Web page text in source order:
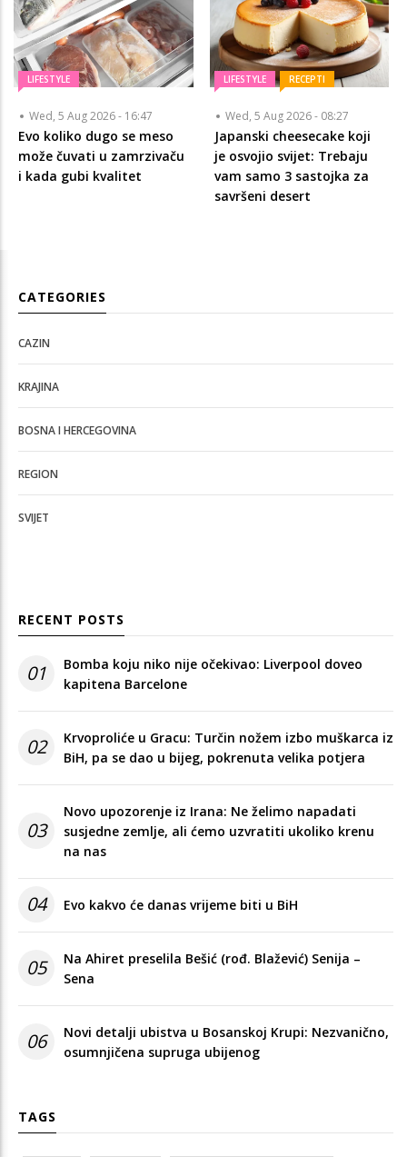
LIFESTYLE
Wed, 5 Aug 2026 - 16:47
Evo koliko dugo se meso
može čuvati u zamrzivaču
i kada gubi kvalitet
LIFESTYLE RECEPTI
Wed, 5 Aug 2026 - 08:27
Japanski cheesecake koji
je osvojio svijet: Trebaju
vam samo 3 sastojka za
savršeni desert
CATEGORIES
CAZIN
KRAJINA
BOSNA I HERCEGOVINA
REGION
SVIJET
RECENT POSTS
01
Bomba koju niko nije očekivao: Liverpool doveo
kapitena Barcelone
02
Krvoproliće u Gracu: Turčin nožem izbo muškarca iz
BiH, pa se dao u bijeg, pokrenuta velika potjera
03
Novo upozorenje iz Irana: Ne želimo napadati
susjedne zemlje, ali ćemo uzvratiti ukoliko krenu
na nas
04 Evo kakvo će danas vrijeme biti u BiH
05
Na Ahiret preselila Bešić (rođ. Blažević) Senija –
Sena
06
Novi detalji ubistva u Bosanskoj Krupi: Nezvanično,
osumnjičena supruga ubijenog
TAGS